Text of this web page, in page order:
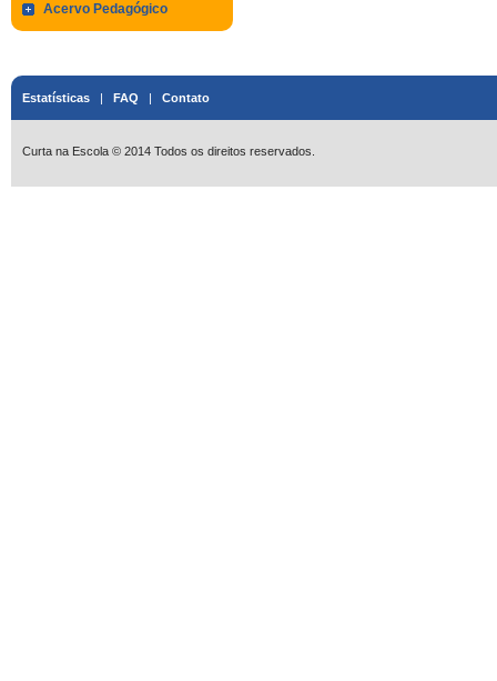
Acervo Pedagógico
Estatísticas | FAQ | Contato
Curta na Escola © 2014 Todos os direitos reservados.